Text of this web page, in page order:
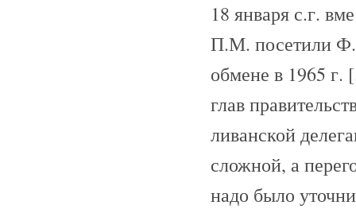
18 января с.г.
П.М. посетили Ф.
обмене в 1965 г.
глав
ливанской
сложной, а
надо было